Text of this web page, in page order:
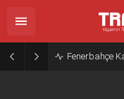
Fenerbahçe